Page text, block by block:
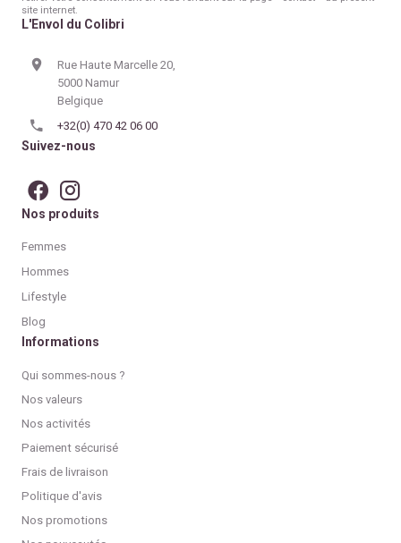
site internet.
L'Envol du Colibri
Rue Haute Marcelle 20,
5000 Namur
Belgique
+32(0) 470 42 06 00
Suivez-nous
Nos produits
Femmes
Hommes
Lifestyle
Blog
Informations
Qui sommes-nous ?
Nos valeurs
Nos activités
Paiement sécurisé
Frais de livraison
Politique d'avis
Nos promotions